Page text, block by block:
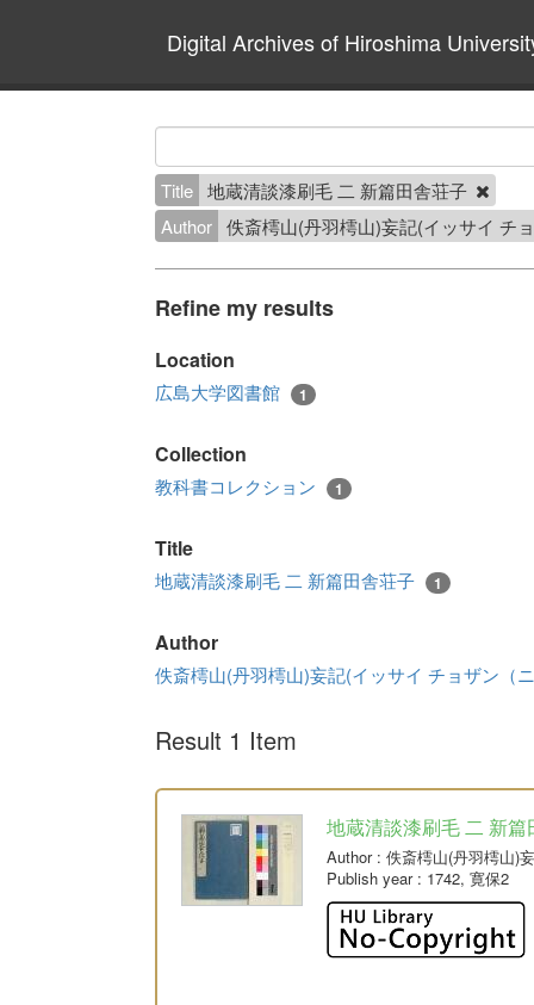
Digital Archives of Hiroshima
Title 地蔵清談漆刷毛 二 新篇田舎荘子
Author 佚斎樗山(丹羽樗山)妄記(イッサイ チ
Refine my results
Location
広島大学図書館 1
Collection
教科書コレクション 1
Title
地蔵清談漆刷毛 二 新篇田舎荘子 1
Author
佚斎樗山(丹羽樗山)妄記(イッサイ チョザン（
Result 1 Item
地蔵清談漆刷毛 二 新篇
Author: 佚斎樗山(丹羽樗山)
Publish year: 1742, 寛保2